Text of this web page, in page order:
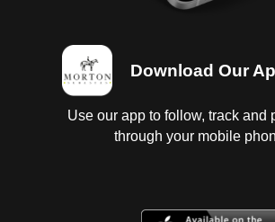
Download Our
Use our app to follow, track and
through your mobile